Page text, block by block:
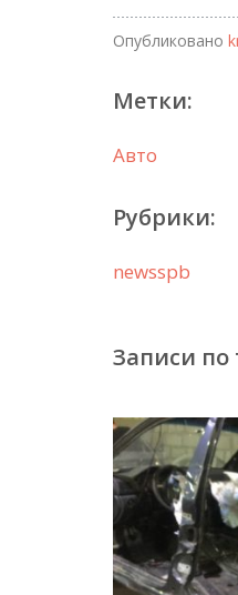
Опубликовано
Метки:
Авто
Рубрики:
newsspb
Записи по